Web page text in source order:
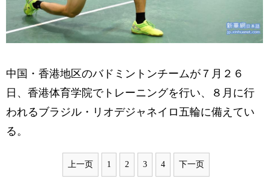
中国・香港地区のバドミントンチームが７月２６
日、香港体育学院でトレーニングを行い、８月に行
われるブラジル・リオデジャネイロ五輪に備えてい
る。
上一页 1 2 3 4 下一页